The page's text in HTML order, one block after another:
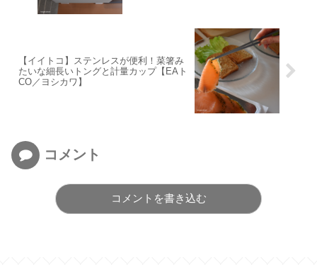
【イイトコ】ステンレスが便利！菜箸み
たいな細長いトングと計量カップ【EAト
CO／ヨシカワ】
コメント
コメントを書き込む